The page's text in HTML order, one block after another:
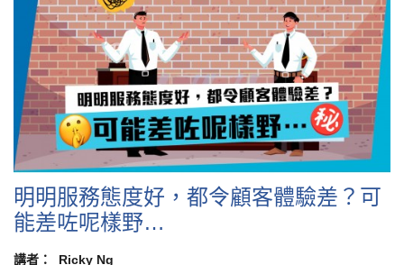
明明服務態度好，都令顧客體驗差？可
能差咗呢樣野…
講者： Ricky Ng